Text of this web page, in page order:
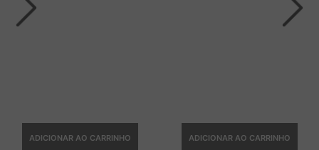
ADICIONAR AO CARRINHO ADICIONAR AO CARRINHO